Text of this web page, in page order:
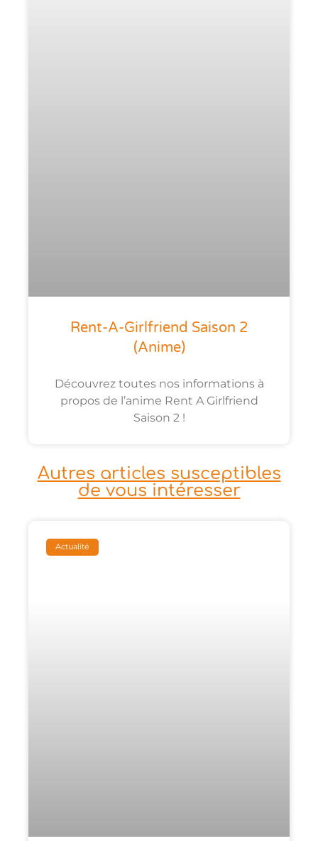
Rent-A-Girlfriend Saison 2
(anime)
Découvrez toutes nos informations à
propos de l’anime Rent A Girlfriend
Saison 2 !
Autres articles susceptibles
de vous intéresser
Actualité